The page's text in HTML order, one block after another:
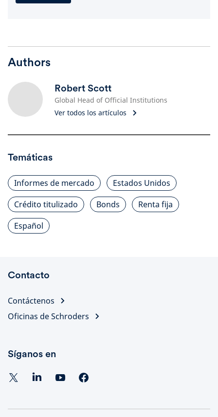
Authors
Robert Scott
Global Head of Official Institutions
Ver todos los artículos
Temáticas
Informes de mercado
Estados Unidos
Crédito titulizado
Bonds
Renta fija
Español
Contacto
Contáctenos
Oficinas de Schroders
Síganos en